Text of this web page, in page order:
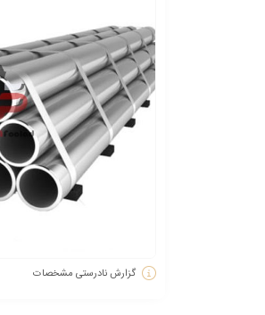
گزارش نادرستی مشخصات